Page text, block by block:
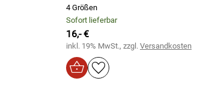
4 Größen
Sofort lieferbar
16,- €
inkl. 19% MwSt., zzgl. Versandkosten